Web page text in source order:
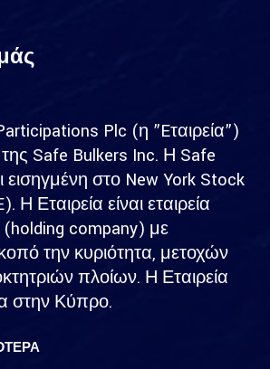
Plc (η ”Eταιρεία”)
της Safe Bulkers Inc. Η Safe
εισηγμένη στο New York Stock
Η Εταιρεία είναι εταιρεία
company) με
την κυριότητα, μετοχών
πλοίων. Η Εταιρεία
στην Κύπρο.